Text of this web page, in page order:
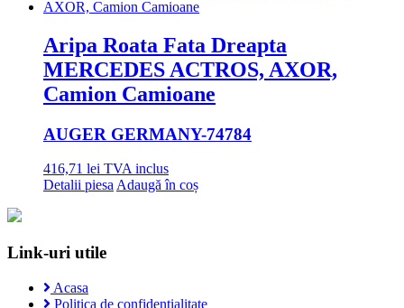
Aripa Roata Fata Dreapta
MERCEDES ACTROS, AXOR,
Camion Camioane
AUGER GERMANY-74784
416,71 lei TVA inclus
Detalii piesaAdaugă în coș
Link-uri utile
Acasa
Politica de confidentialitate